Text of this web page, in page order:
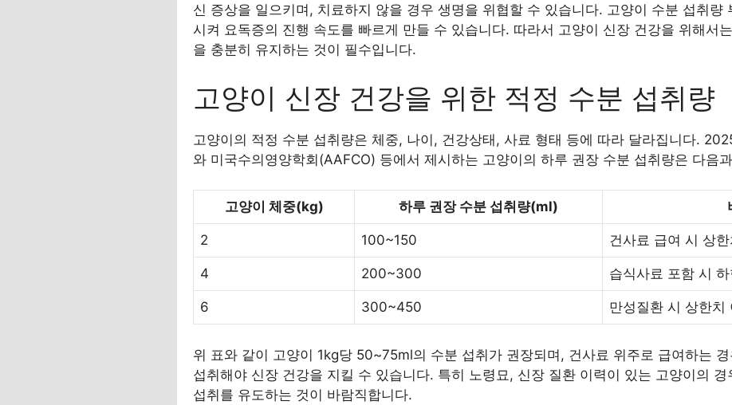
신 증상을 일으키며, 치료하지 않을 경우 생명을 위협할 수 있습니다. 고양이 수분 섭취량
시켜 요독증의 진행 속도를 빠르게 만들 수 있습니다. 따라서 고양이 신장 건강을 위해서
을 충분히 유지하는 것이 필수입니다.
고양이 신장 건강을 위한 적정 수분 섭취량
고양이의 적정 수분 섭취량은 체중, 나이, 건강상태, 사료 형태 등에 따라 달라집니다.
와 미국수의영양학회(AAFCO) 등에서 제시하는 고양이의 하루 권장 수분 섭취량은 다음
고양이 체중(kg) 하루 권장 수분 섭취량(ml)
2 100~150 건사료 급여 시 상
4 200~300 습식사료 포함 시
6 300~450 만성질환 시 상한치
위 표와 같이 고양이 1kg당 50~75ml의 수분 섭취가 권장되며, 건사료 위주로 급여하는
섭취해야 신장 건강을 지킬 수 있습니다. 특히 노령묘, 신장 질환 이력이 있는 고양이의
섭취를 유도하는 것이 바람직합니다.